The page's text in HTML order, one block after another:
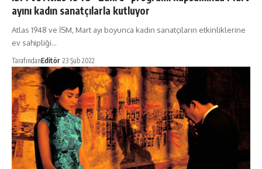
ayını kadın sanatçılarla kutluyor
Atlas 1948 ve İSM, Mart ayı boyunca kadın sanatçıların etkinliklerine
ev sahipliği…
TarafındanEditör 23 Şub 2022